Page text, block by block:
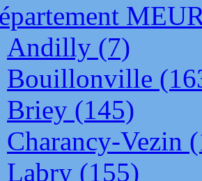
Andilly (7)
Bouillonville
Briey (145)
Charancy-Vezin
Labry (155)